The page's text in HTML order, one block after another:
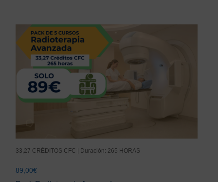
33,27 CRÉDITOS CFC | Duración: 265 HORAS
89,00€